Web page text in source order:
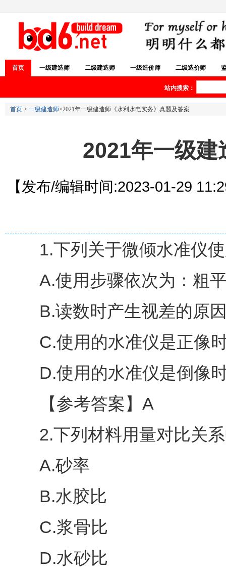
首页 一级建造师 二级建造师 一级造价师 二级造价师
站内搜索：
首页 > 一级建造师>2021年一级建造师《水利水电实务》真题及答案
2021年一级建
【发布/编辑时间:2023-01-29
1.下列关于微倾水准仪使
A.使用步骤依次为：粗平
B.读数时产生视差的原因
C.使用的水准仪是正像时
D.使用的水准仪是倒像时
【参考答案】A
2.下列材料用量对比关系
A.砂率
B.水胶比
C.浆骨比
D.水砂比